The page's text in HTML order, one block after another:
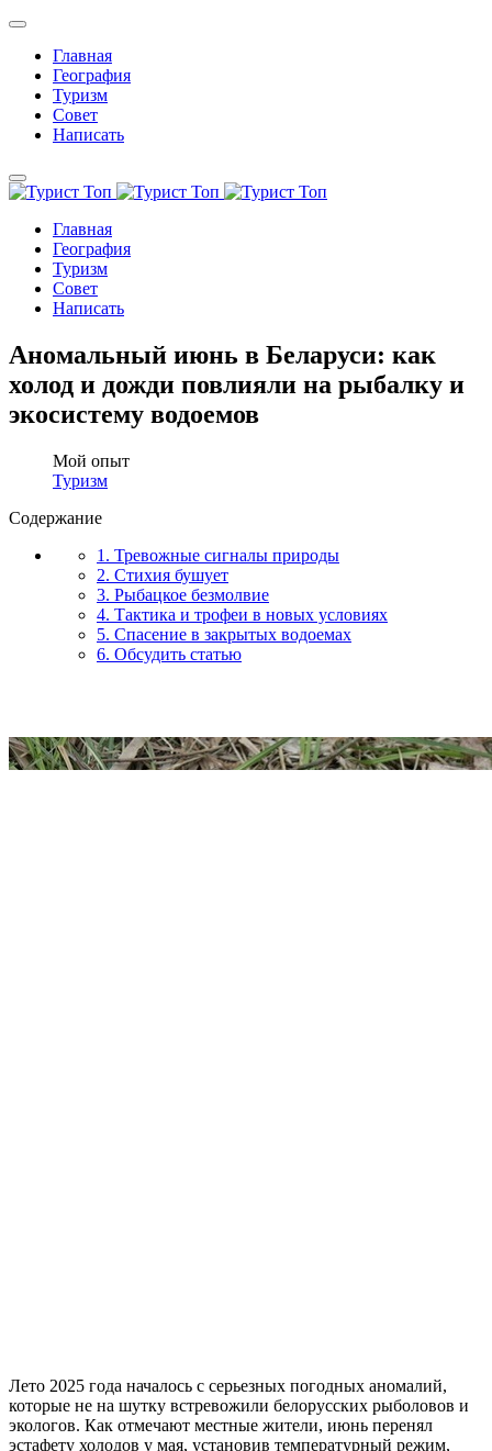
Главная
География
Туризм
Совет
Написать
Главная
География
Туризм
Совет
Написать
Аномальный июнь в Беларуси: как
холод и дожди повлияли на рыбалку и
экосистему водоемов
Мой опыт
Туризм
Содержание
1. Тревожные сигналы природы
2. Стихия бушует
3. Рыбацкое безмолвие
4. Тактика и трофеи в новых условиях
5. Спасение в закрытых водоемах
6. Обсудить статью
Лето 2025 года началось с серьезных погодных аномалий,
которые не на шутку встревожили белорусских рыболовов и
экологов. Как отмечают местные жители, июнь перенял
эстафету холодов у мая, установив температурный режим,